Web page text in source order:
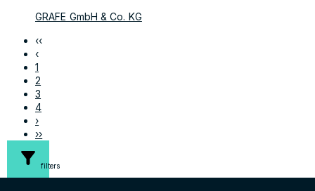
GRAFE GmbH & Co. KG
‹‹
‹
1
2
3
4
›
››
filters